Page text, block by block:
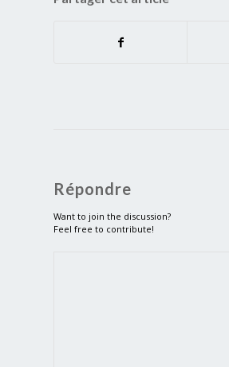
Répondre
Want to join the discussion?
Feel free to contribute!